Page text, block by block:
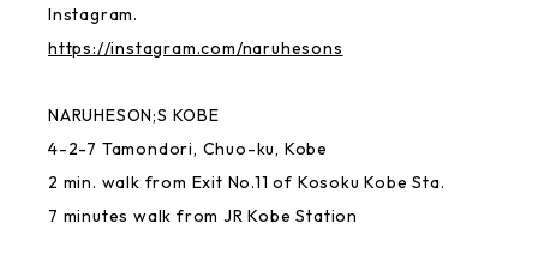
MAYU BENINGO
Thai
Instagram.
https://instagram.com/naruhesons
NARUHESON;S KOBE
4-2-7 Tamondori, Chuo-ku, Kobe
2 min. walk from Exit No.11 of Kosoku Kobe Sta.
7 minutes walk from JR Kobe Station